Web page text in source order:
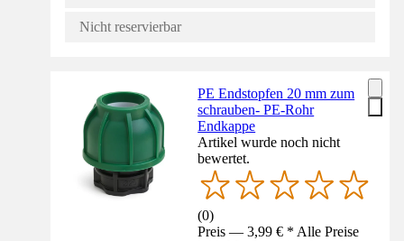
Nicht reservierbar
PE Endstopfen 20 mm zum
schrauben- PE-Rohr
Endkappe
Artikel wurde noch nicht
bewertet.
(0)
Preis — 3,99 € * Alle Preise